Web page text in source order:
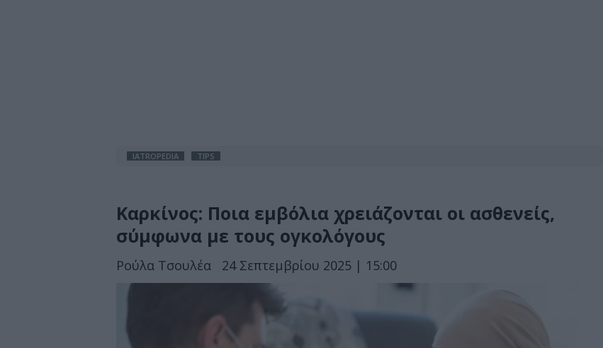
IATROPEDIA TIPS
Καρκίνος: Ποια εμβόλια χρειάζονται οι ασθενείς,
σύμφωνα με τους ογκολόγους
Ρούλα Τσουλέα 24 Σεπτεμβρίου 2025 | 15:00